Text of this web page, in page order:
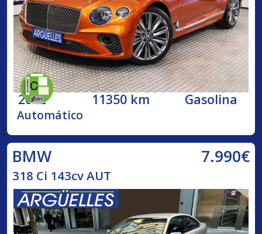
2022 11350 km Gasolina
Automático
BMW 7.990€
318 Ci 143cv AUT